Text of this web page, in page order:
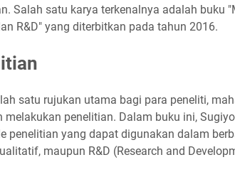
Salah satu karya terkenalnya adalah buku
R&D" yang diterbitkan pada tahun 2016.
satu rujukan utama bagi para peneliti,
melakukan penelitian. Dalam buku ini,
penelitian yang dapat digunakan dalam
maupun R&D (Research and